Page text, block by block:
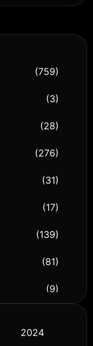
(759)
(3)
(28)
(276)
(31)
(17)
(139)
(81)
(9)
2024